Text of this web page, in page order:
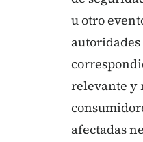
u otro
relevante y
afectadas